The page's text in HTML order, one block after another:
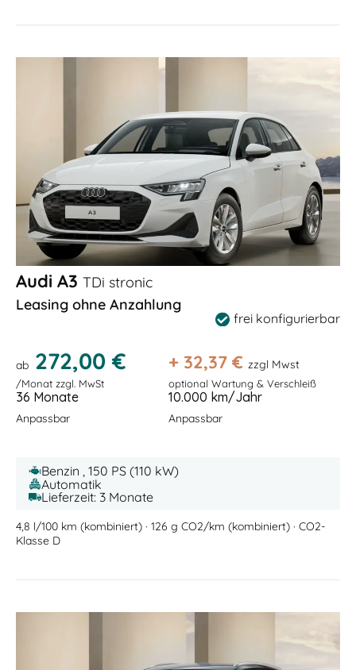
Audi A3 TDi stronic
Leasing ohne Anzahlung
frei konfigurierbar
ab 272,00 €
/Monat zzgl. MwSt
+ 32,37€ zzgl Mwst
optional Wartung & Verschleiß
36 Monate
Anpassbar
10.000 km/Jahr
Anpassbar
Benzin , 150 PS (110 kW)
Automatik
Lieferzeit: 3 Monate
4,8 l/100 km (kombiniert) · 126 g CO2/km (kombiniert) · CO2-
Klasse D